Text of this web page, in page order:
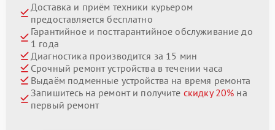
Доставка и приём техники курьером
предоставляется бесплатно
Гарантийное и постгарантийное обслуживание до
1 года
Диагностика производится за 15 мин
Срочный ремонт устройства в течении часа
Выдаём подменные устройства на время ремонта
Запишитесь на ремонт и получите скидку 20% на
первый ремонт